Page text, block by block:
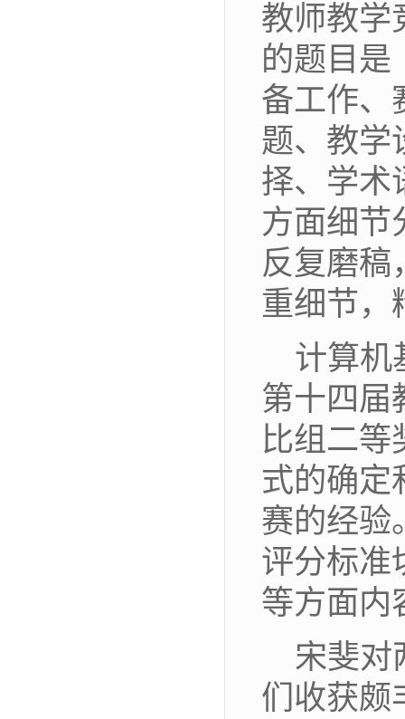
教师教学
的题目是
备工作、
题、教学
择、学术
方面细节
反复磨稿
重细节，
计算机
第十四届
比组二等
式的确定
赛的经验
评分标准
等方面内
宋斐对
们收获颇